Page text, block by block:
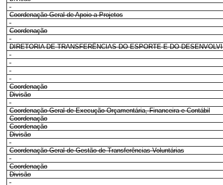
Coordenação-Geral de Apoio a Projetos
Coordenação
DIRETORIA DE TRANSFERÊNCIAS DO ESPORTE E DO
Coordenação
Divisão
Coordenação-Geral de Execução Orçamentária, Financeira e Contábil
Coordenação
Coordenação
Divisão
Coordenação-Geral de Gestão de Transferências Voluntárias
Coordenação
Divisão